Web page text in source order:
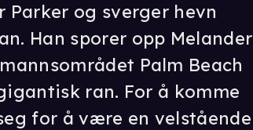
Parker og sverger hevn
Han sporer opp Melander
Palm Beach
ran. For å komme
for å være en velstående